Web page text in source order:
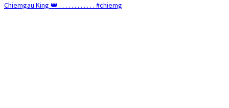
Chiemgau King 👑 . . . . . . . . . . . . #chiemg